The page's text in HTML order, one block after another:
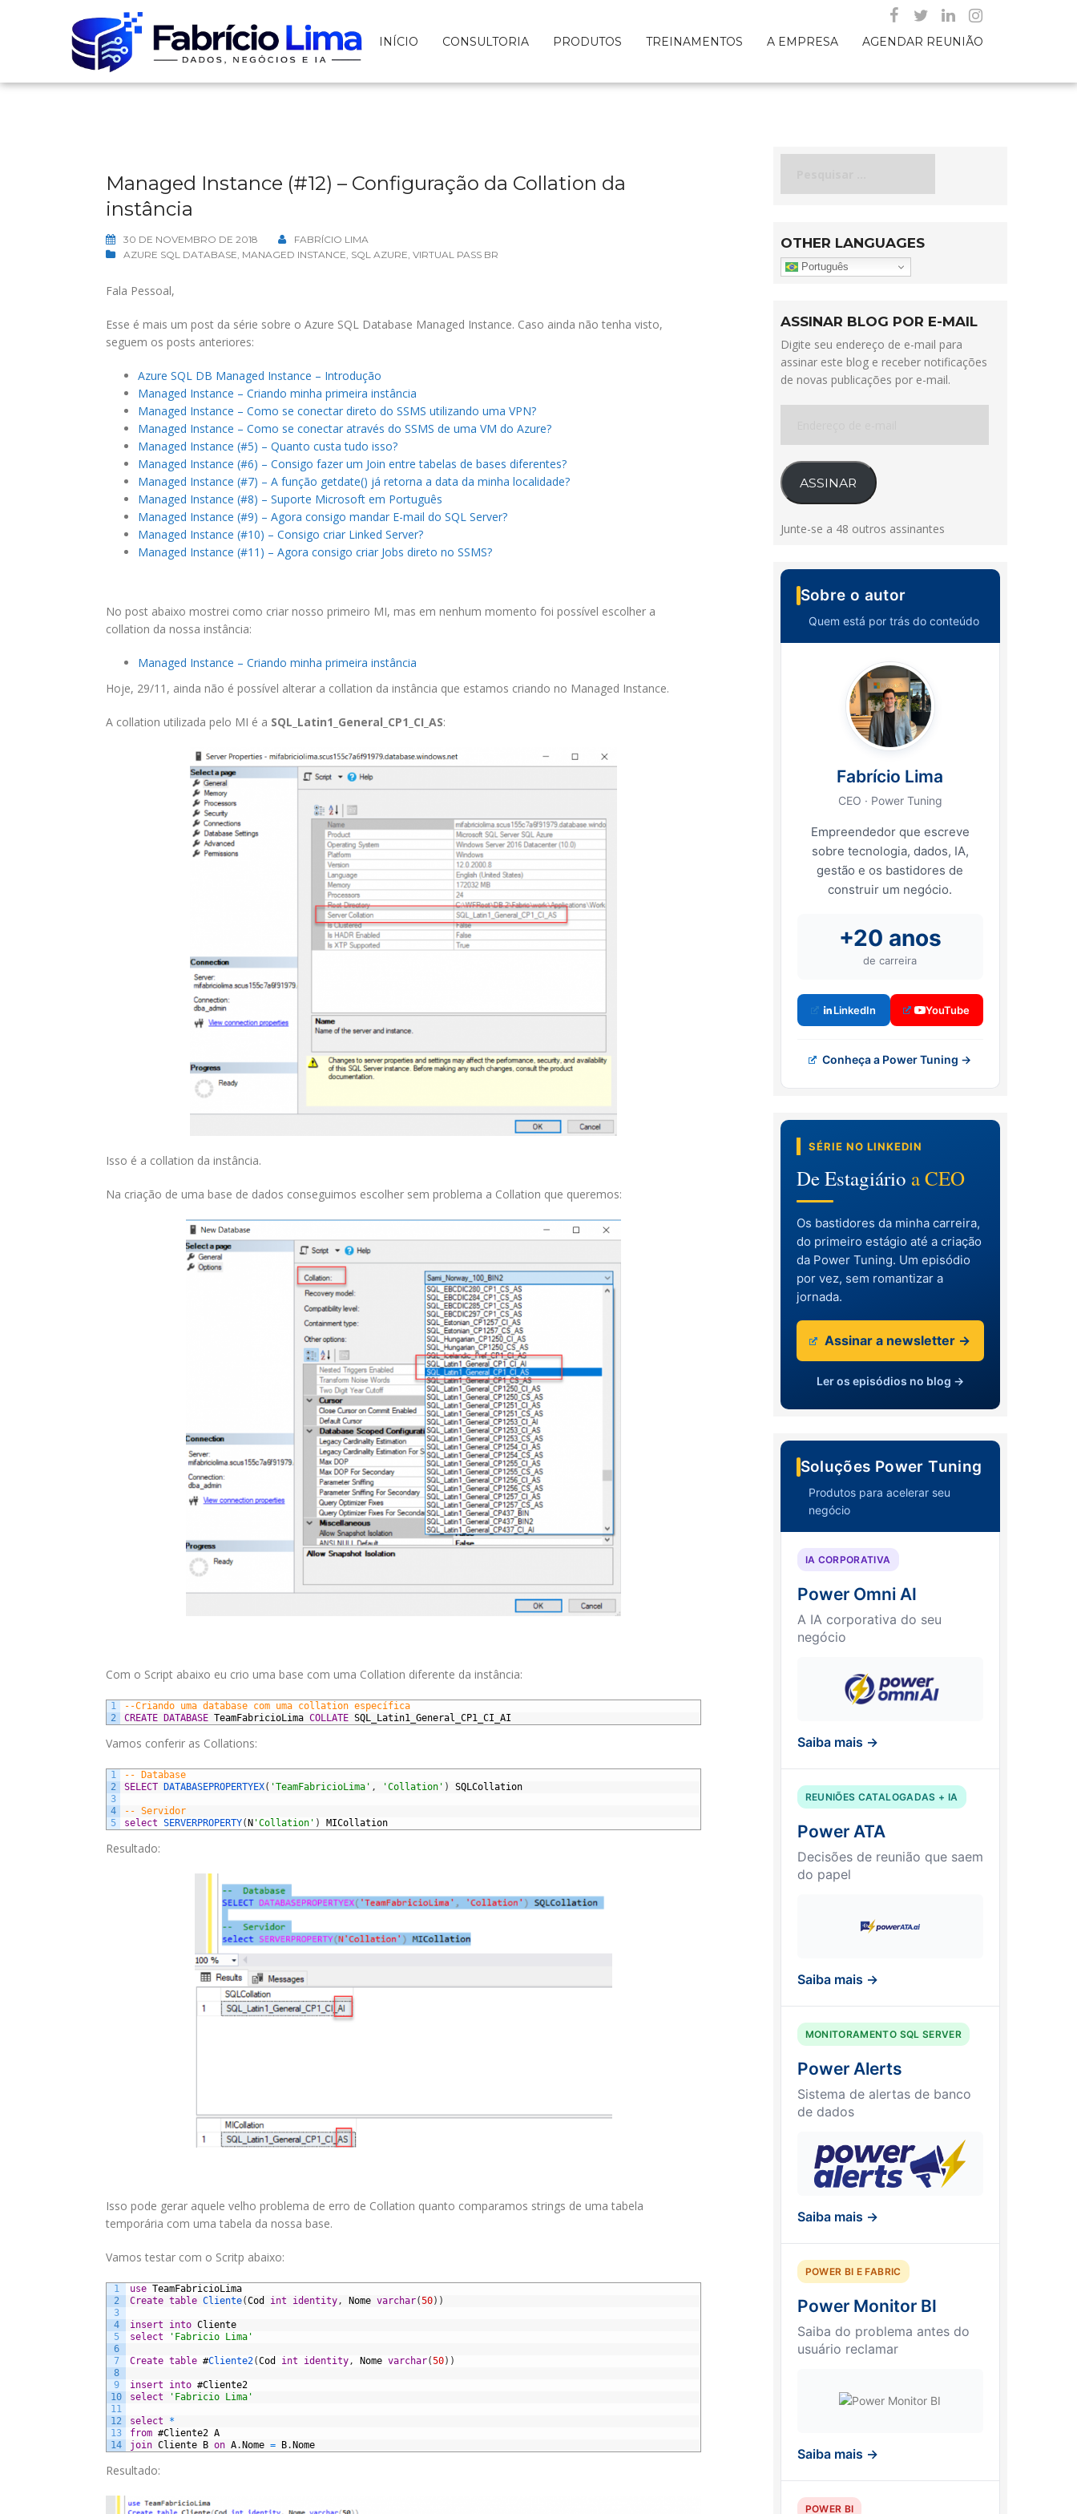
INÍCIO CONSULTORIA PRODUTOS TREINAMENTOS A EMPRESA AGENDAR REUNIÃO
Managed Instance (#12) – Configuração da Collation da
instância
30 DE NOVEMBRO DE 2018
FABRÍCIO LIMA
AZURE SQL DATABASE, MANAGED INSTANCE, SQL AZURE, VIRTUAL PASS BR
Fala Pessoal,
Esse é mais um post da série sobre o Azure SQL Database Managed Instance. Caso ainda não tenha visto,
seguem os posts anteriores:
Azure SQL DB Managed Instance – Introdução
Managed Instance – Criando minha primeira instância
Managed Instance – Como se conectar direto do SSMS utilizando uma VPN?
Managed Instance – Como se conectar através do SSMS de uma VM do Azure?
Managed Instance (#5) – Quanto custa tudo isso?
Managed Instance (#6) – Consigo fazer um Join entre tabelas de bases diferentes?
Managed Instance (#7) – A função getdate() já retorna a data da minha localidade?
Managed Instance (#8) – Suporte Microsoft em Português
Managed Instance (#9) – Agora consigo mandar E-mail do SQL Server?
Managed Instance (#10) – Consigo criar Linked Server?
Managed Instance (#11) – Agora consigo criar Jobs direto no SSMS?
No post abaixo mostrei como criar nosso primeiro MI, mas em nenhum momento foi possível escolher a
collation da nossa instância:
Managed Instance – Criando minha primeira instância
Hoje, 29/11, ainda não é possível alterar a collation da instância que estamos criando no Managed Instance.
A collation utilizada pelo MI é a SQL_Latin1_General_CP1_CI_AS:
Isso é a collation da instância.
Na criação de uma base de dados conseguimos escolher sem problema a Collation que queremos:
Com o Script abaixo eu crio uma base com uma Collation diferente da instância:
1
2
--Criando uma database com uma collation específica
CREATE DATABASE TeamFabricioLima COLLATE SQL_Latin1_General_CP1_CI_AI
Vamos conferir as Collations:
1
2
3
4
5
-- Database
SELECT DATABASEPROPERTYEX( 'TeamFabricioLima' , 'Collation' ) SQLCollation
-- Servidor
select SERVERPROPERTY(N 'Collation' ) MICollation
Resultado:
Isso pode gerar aquele velho problema de erro de Collation quanto comparamos strings de uma tabela
temporária com uma tabela da nossa base.
Vamos testar com o Scritp abaixo:
1
2
3
4
5
6
7
8
9
10
11
12
13
14
use TeamFabricioLima
Create table Cliente(Cod int identity , Nome varchar(50) )
insert into Cliente
select
'Fabricio Lima'
Create table #Cliente2(Cod int identity , Nome varchar(50) )
insert into #Cliente2
select
'Fabricio Lima'
select
*
from #Cliente2 A
join Cliente B on A.Nome = B.Nome
Resultado:
OTHER LANGUAGES
Português
ASSINAR BLOG POR E-MAIL
Digite seu endereço de e-mail para
assinar este blog e receber notificações
de novas publicações por e-mail.
e-
mail
ASSINAR
Junte-se a 48 outros assinantes
Sobre o autor
Quem está por trás do conteúdo
Fabrício Lima
CEO · Power Tuning
Empreendedor que escreve
sobre tecnologia, dados, IA,
gestão e os bastidores de
construir um negócio.
+20 anos
de carreira
LinkedIn YouTube
Conheça a Power Tuning →
SÉRIE NO LINKEDIN
De Estagiário a CEO
Os bastidores da minha carreira,
do primeiro estágio até a criação
da Power Tuning. Um episódio
por vez, sem romantizar a
jornada.
Assinar a newsletter →
Ler os episódios no blog →
Soluções Power Tuning
Produtos para acelerar seu
negócio
IA CORPORATIVA
Power Omni AI
A IA corporativa do seu
negócio
Saiba mais →
REUNIÕES CATALOGADAS + IA
Power ATA
Decisões de reunião que saem
do papel
Saiba mais →
MONITORAMENTO SQL SERVER
Power Alerts
Sistema de alertas de banco
de dados
Saiba mais →
POWER BI E FABRIC
Power Monitor BI
Saiba do problema antes do
usuário reclamar
Saiba mais →
POWER BI